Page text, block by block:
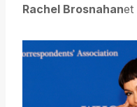
Rachel Brosnahanet